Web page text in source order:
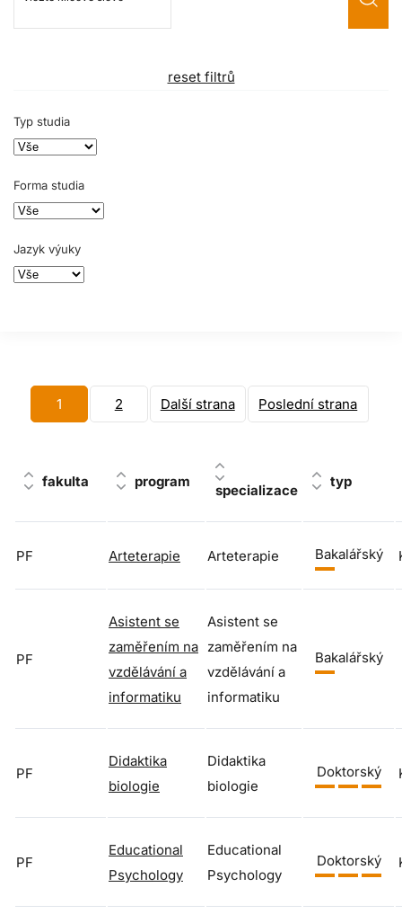
reset filtrů
Typ studia
Forma studia
Jazyk výuky
1 2 Další strana Poslední strana
fakulta program
specializace
typ
PF Arteterapie Arteterapie Bakalářský
PF
Asistent se
zaměřením na
vzdělávání a
informatiku
Asistent se
zaměřením na
vzdělávání a
informatiku
Bakalářský
PF
Didaktika
biologie
Didaktika
biologie
Doktorský
PF
Educational
Psychology
Educational
Psychology
Doktorský